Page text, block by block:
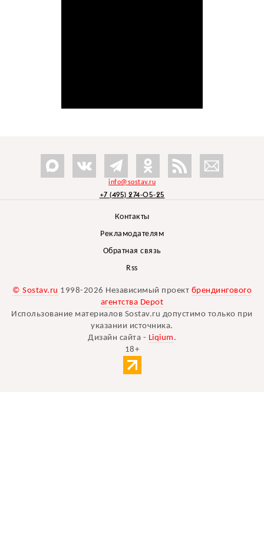
info@sostav.ru
+7 (495) 274-05-25
Контакты
Рекламодателям
Обратная связь
Rss
© Sostav.ru 1998-2026 Независимый проект брендингового
агентства Depot
Использование материалов Sostav.ru допустимо только при
указании источника.
Дизайн сайта - Liqium .
18+